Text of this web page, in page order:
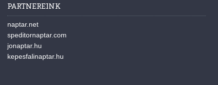
PARTNEREINK
naptar.net
speditornaptar.com
jonaptar.hu
kepesfalinaptar.hu